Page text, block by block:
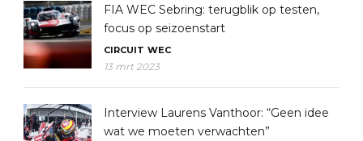
FIA WEC Sebring: terugblik op testen,
focus op seizoenstart
CIRCUIT WEC
13 mrt 2023
Interview Laurens Vanthoor: “Geen idee
wat we moeten verwachten”